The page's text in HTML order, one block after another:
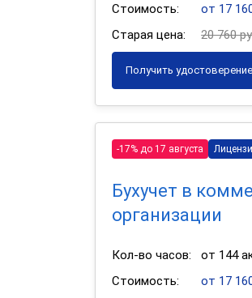
Стоимость:
от 17
Старая цена:
20 760
Получить удостоверение
-17% до 17 августа
Бухучет в
организации
Кол-во часов:
от 144
Стоимость:
от 17